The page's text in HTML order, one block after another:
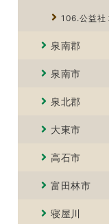
106.公益社
泉南郡
泉南市
泉北郡
大東市
高石市
富田林市
寝屋川